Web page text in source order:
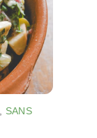
SANS